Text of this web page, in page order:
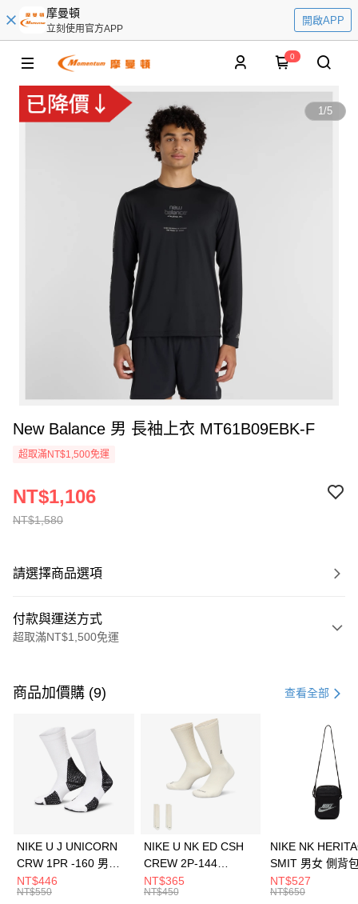
摩曼頓
立刻使用官方APP
開啟APP
0
1/5
New Balance 男 長袖上衣 MT61B09EBK-F
超取滿NT$1,500免運
NT$1,580
NT$1,106
請選擇商品選項
付款與運送方式
超取滿NT$1,500免運
信用卡一次付款
3 期 0 利率 每期 21家銀行
合作金庫商業銀行
第一商業銀行
華南商業銀行
彰化商業銀行
上海商業儲蓄銀行
元大商業銀行
Apple Pay
全盈+PAY
AFTEE先享後付
商品加價購 (9) 查看全部
NIKE U J UNICORN
CRW 1PR -160 男女
中統襪 FZ3393100
NT$446
NT$550
NIKE U NK ED CSH
CREW 2P-144
EMBRDY 男女 短統襪
FZ3073133
NT$365
NT$450
NIKE NK
SMIT 男女 側背
BA5871010
NT$527
NT$650